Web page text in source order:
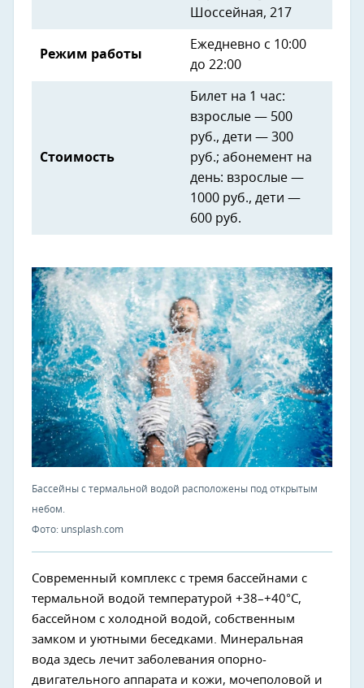
Шоссейная, 217
Режим работы
Ежедневно с 10:00
до 22:00
Стоимость
Билет на 1 час:
взрослые — 500
руб., дети — 300
руб.; абонемент на
день: взрослые —
1000 руб., дети —
600 руб.
Бассейны с термальной водой расположены под открытым
небом.
Фото: unsplash.com
Современный комплекс с тремя бассейнами с
термальной водой температурой +38–+40°С,
бассейном с холодной водой, собственным
замком и уютными беседками. Минеральная
вода здесь лечит заболевания опорно-
двигательного аппарата и кожи, мочеполовой и